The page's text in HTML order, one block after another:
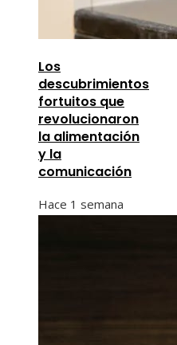
Los
descubrimientos
fortuitos que
revolucionaron
la alimentación
y la
comunicación
Hace 1 semana